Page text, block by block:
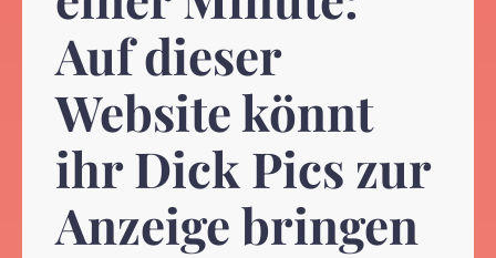
Auf dieser
Website könnt
ihr Dick Pics zur
Anzeige bringen